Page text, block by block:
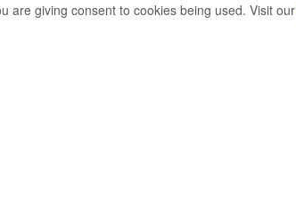
are giving consent to cookies being used. Visit our